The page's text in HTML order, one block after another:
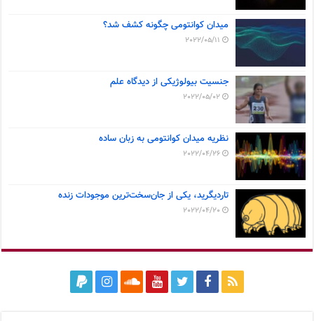
میدان کوانتومی چگونه کشف شد؟
2022/05/11
جنسیت بیولوژیکی از دیدگاه علم
2022/05/02
نظریه میدان کوانتومی به زبان ساده
2022/04/26
تاردیگرید، یکی از جان‌سخت‌ترین موجودات زنده
2022/04/20